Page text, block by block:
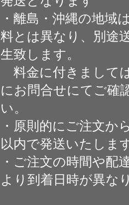
・離島・沖縄の地域
料とは異なり、別途
生致します。
料金に付きまして
にお問合せにてご確
い。
・原則的にご注文か
以内で発送いたしま
・ご注文の時間や配
より到着日時が異な